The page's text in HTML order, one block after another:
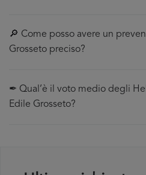
🔎 Come posso avere un
Grosseto preciso?
✒ Qual’è il voto medio degli
Edile Grosseto?